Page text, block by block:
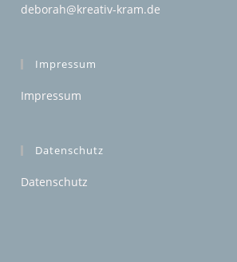
deborah@kreativ-kram.de
Impressum
Impressum
Datenschutz
Datenschutz